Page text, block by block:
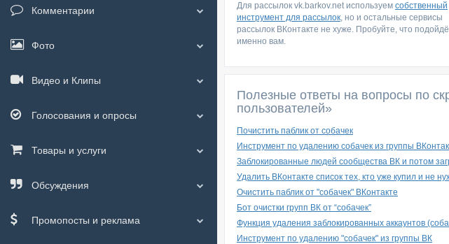
Для рассылок vk.barkov.net используем собственный
инструмент для рассылок, но и остальные сервисы
рассылок ВКонтакте не хуже. Пробуйте, что
именно вам.
Полезные ответы на вопросы по
пользователей»
Почистить паблик от собачек
Инструмент по удалению собачек из группы
Заблокированные людей сообщества ВК и потом
Удалить ВКонтакте список тех, кто уже купил и не
Очистить паблик от "собачек" ВКонтакте
Бот очистки групп ВК от “собачек”
Функция удаления заблокированных аккаунтов
Инструмент по удалению "собачек" из группы ВК
Комментарии
Фото
Видео и Клипы
Голосования и опросы
Товары и услуги
Обсуждения
Промопосты и реклама